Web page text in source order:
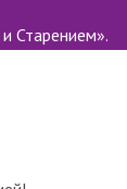
Старением».